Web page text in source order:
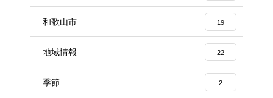
和歌山市 19
地域情報 22
季節 2